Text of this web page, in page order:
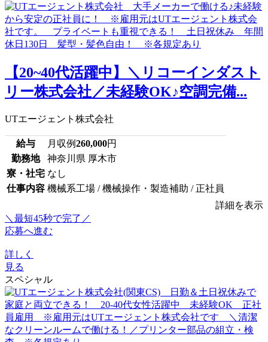
【20~40代活躍中】＼リコーインダスト
リー株式会社／未経験OK♪空調完備...
UTエージェント株式会社
給与 月収例260,000円
勤務地
神奈川県 厚木市
寮・社宅 なし
仕事内容 機械系工場 / 機械操作・製造補助 / 正社員
詳細を表示
＼最短45秒で完了／
応募へ進む
詳しく
見る
スペシャル